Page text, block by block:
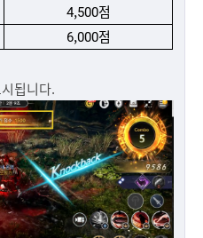
4,500점
6,000점
됩니다.